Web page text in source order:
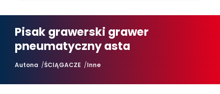
Pisak grawerski grawer
pneumatyczny asta
Autona ŚCIĄGACZE Inne